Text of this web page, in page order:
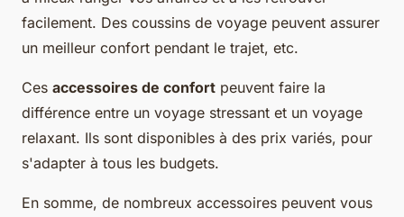
facilement. Des coussins de voyage peuvent assurer
un meilleur confort pendant le trajet, etc.
Ces accessoires de confort peuvent faire la
différence entre un voyage stressant et un voyage
relaxant. Ils sont disponibles à des prix variés, pour
s'adapter à tous les budgets.
En somme, de nombreux accessoires peuvent vous